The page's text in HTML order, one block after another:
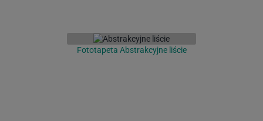
Fototapeta Abstrakcyjne liście